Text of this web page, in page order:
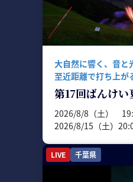
大自然に響く、音と
至近距離で打ち上が
第17回ばんけ
2026/8/8（土）
2026/8/15（土）
2026/8/23（日）
2026/8/29（土）
2026/8/30（日）
LIVE 千葉県